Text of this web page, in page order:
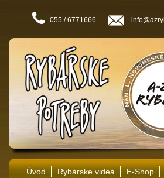
Úvod Rybárske videá E-Shop
055 / 6771666